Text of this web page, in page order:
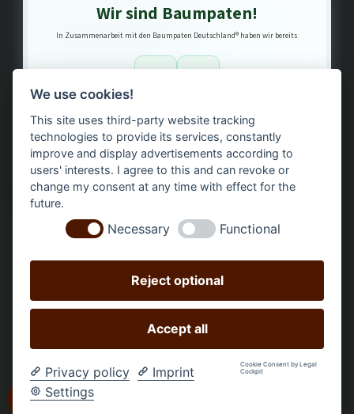
Wir sind Baumpaten!
In Zusammenarbeit mit den Baumpaten Deutschland® haben wir bereits
Bäume gepflanzt – regional, nachhaltig, transparent.
náklady na dopravua případné
poplatky za doručení, není-li uvedeno jinak.
We use cookies!
This site uses third-party website tracking
technologies to provide its services, constantly
improve and display advertisements according to
users' interests. I agree to this and can revoke or
change my consent at any time with effect for the
future.
Necessary Functional
Reject optional
Accept all
Privacy policy
Imprint
Settings
Cookie Consent by Legal
Cockpit